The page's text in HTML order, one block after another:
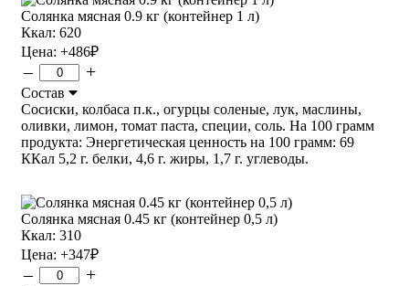
Солянка мясная 0.9 кг (контейнер 1 л)
Ккал: 620
Цена: +486₽
– +
Состав
Сосиски, колбаса п.к., огурцы соленые, лук, маслины,
оливки, лимон, томат паста, специи, соль. На 100 грамм
продукта: Энергетическая ценность на 100 грамм: 69
ККал 5,2 г. белки, 4,6 г. жиры, 1,7 г. углеводы.
Солянка мясная 0.45 кг (контейнер 0,5 л)
Ккал: 310
Цена: +347₽
– +